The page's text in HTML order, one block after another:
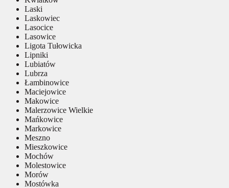
Laski
Laskowiec
Lasocice
Lasowice
Ligota Tułowicka
Lipniki
Lubiatów
Lubrza
Łambinowice
Maciejowice
Makowice
Malerzowice Wielkie
Mańkowice
Markowice
Meszno
Mieszkowice
Mochów
Molestowice
Morów
Mostówka